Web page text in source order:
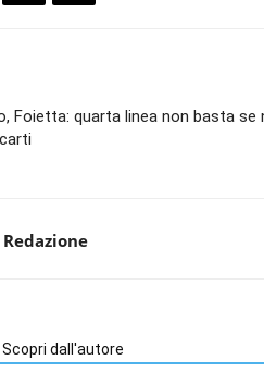
Foietta: quarta linea non basta se
Redazione
Scopri dall'autore